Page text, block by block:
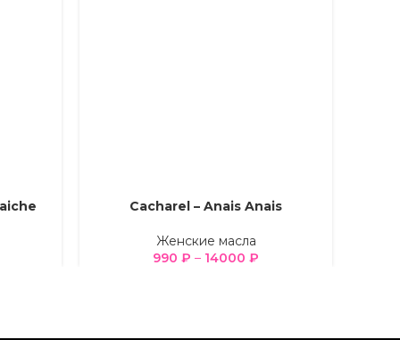
ВЫБЕРИТЕ ПАРАМЕТРЫ
Cacharel – Anais Anais
Женские масла
990 ₽ – 14000 ₽